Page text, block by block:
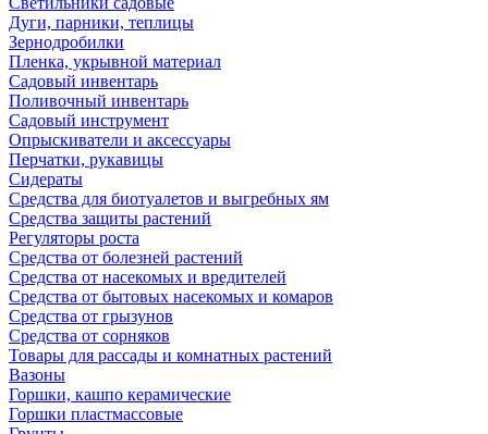
Дуги, парники, теплицы
Зернодробилки
Пленка, укрывной материал
Садовый инвентарь
Поливочный инвентарь
Садовый инструмент
Опрыскиватели и аксессуары
Перчатки, рукавицы
Сидераты
Средства для биотуалетов и выгребных ям
Средства защиты растений
Регуляторы роста
Средства от болезней растений
Средства от насекомых и вредителей
Средства от бытовых насекомых и комаров
Средства от грызунов
Средства от сорняков
Товары для рассады и комнатных растений
Вазоны
Горшки, кашпо керамические
Горшки пластмассовые